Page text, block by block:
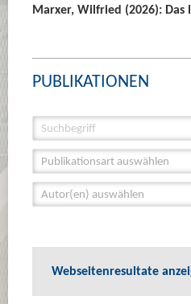
Marxer, Wilfried (2026):
PUBLIKATIONEN
Publikationsart auswählen
Autor(en) auswählen
Webseitenresultate